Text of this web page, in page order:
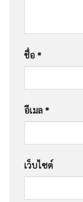
ชื่อ *
อีเมล *
เว็บไซต์